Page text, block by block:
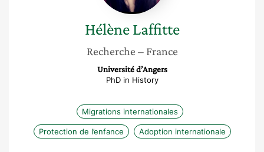
Hélène Laffitte
Recherche – France
Université d’Angers
PhD in History
Migrations internationales
Protection de l’enfance Adoption internationale